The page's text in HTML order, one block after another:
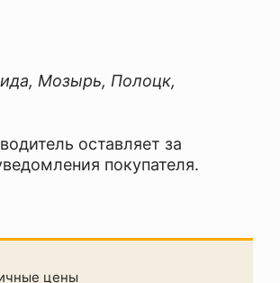
Мозырь, Полоцк,
оставляет за
покупателя.
цены